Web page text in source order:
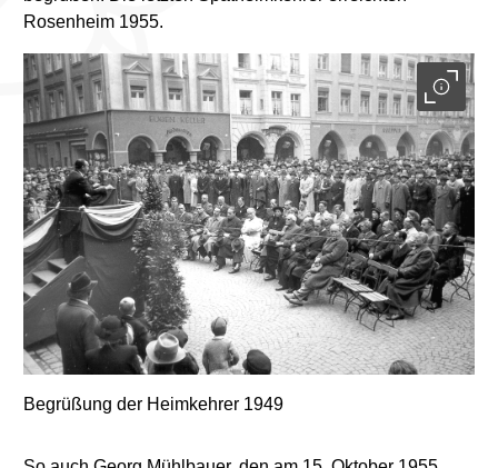
Rosenheim 1955.
Begrüßung der Heimkehrer 1949